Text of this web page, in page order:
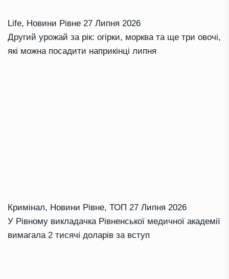
Life, Новини Рівне 27 Липня 2026
Другий урожай за рік: огірки, морква та ще три овочі,
які можна посадити наприкінці липня
Кримінал, Новини Рівне, ТОП 27 Липня 2026
У Рівному викладачка Рівненської медичної академії
вимагала 2 тисячі доларів за вступ